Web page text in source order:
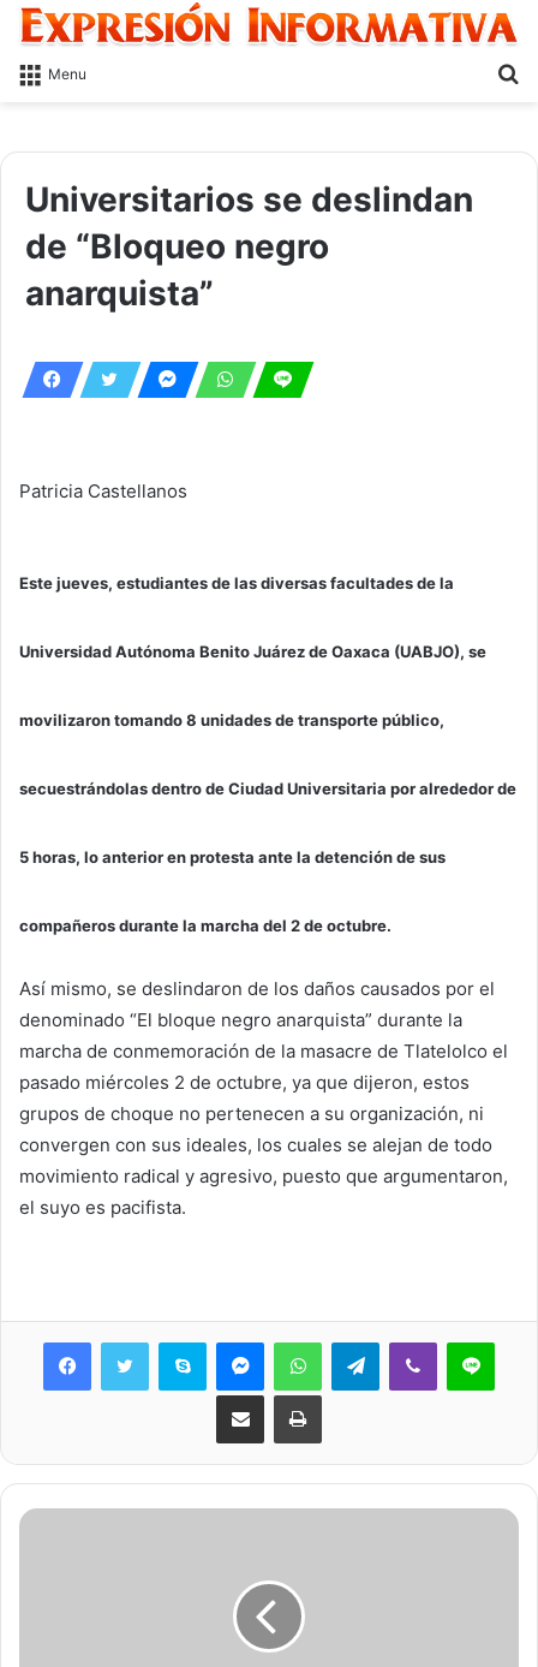
Menu
Universitarios se deslindan
de “Bloqueo negro
anarquista”
Patricia Castellanos
Este jueves, estudiantes de las diversas facultades de la
Universidad Autónoma Benito Juárez de Oaxaca (UABJO), se
movilizaron tomando 8 unidades de transporte público,
secuestrándolas dentro de Ciudad Universitaria por alrededor de
5 horas, lo anterior en protesta ante la detención de sus
compañeros durante la marcha del 2 de octubre.
Así mismo, se deslindaron de los daños causados por el
denominado “El bloque negro anarquista” durante la
marcha de conmemoración de la masacre de Tlatelolco el
pasado miércoles 2 de octubre, ya que dijeron, estos
grupos de choque no pertenecen a su organización, ni
convergen con sus ideales, los cuales se alejan de todo
movimiento radical y agresivo, puesto que argumentaron,
el suyo es pacifista.
Skype MessengerWhatsAppTelegramViber Line
Share via Email Print